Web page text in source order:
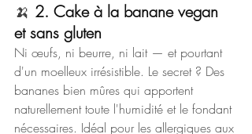
🍌 2. Cake à la banane vegan
et sans gluten
Ni œufs, ni beurre, ni lait — et pourtant
d'un moelleux irrésistible. Le secret ? Des
bananes bien mûres qui apportent
naturellement toute l'humidité et le fondant
nécessaires. Idéal pour les allergiques aux